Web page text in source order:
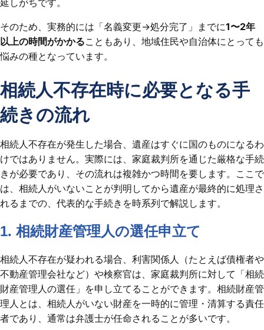
延しがちです。
そのため、実務的には「名義変更→処分完了」までに1〜2年
以上の時間がかかることもあり、地域住民や自治体にとっても
悩みの種となっています。
相続人不存在時に必要となる手
続きの流れ
相続人不存在が発生した場合、遺産はすぐに国のものになるわ
けではありません。実際には、家庭裁判所を通じた厳格な手続
きが必要であり、その流れは複雑かつ時間を要します。ここで
は、相続人がいないことが判明してから遺産が最終的に処理さ
れるまでの、代表的な手続きを時系列で解説します。
1. 相続財産管理人の選任申立て
相続人不存在が疑われる場合、利害関係人（たとえば債権者や
不動産管理会社など）や検察官は、家庭裁判所に対して「相続
財産管理人の選任」を申し立てることができます。相続財産管
理人とは、相続人がいない財産を一時的に管理・清算する責任
者であり、通常は弁護士が任命されることが多いです。